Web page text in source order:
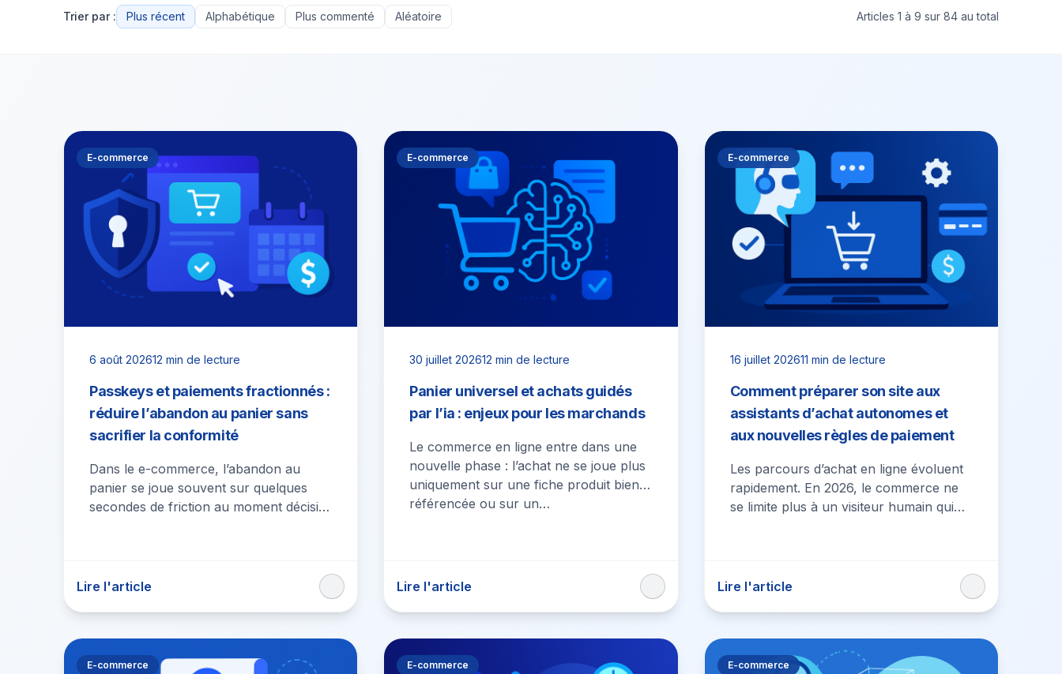
Trier par : Plus récent Alphabétique Plus commenté Aléatoire Articles 1 à 9 sur 84 au total
E-commerce
6 août 202612 min de lecture
Passkeys et paiements fractionnés :
réduire l’abandon au panier sans
sacrifier la conformité
Dans le e-commerce, l’abandon au
panier se joue souvent sur quelques
secondes de friction au moment décisif :
Lire l'article
E-commerce
30 juillet 202612 min de lecture
Panier universel et achats guidés
par l’ia : enjeux pour les marchands
Le commerce en ligne entre dans une
nouvelle phase : l’achat ne se joue plus
uniquement sur une fiche produit bien
référencée ou sur un…
Lire l'article
E-commerce
16 juillet 202611 min de lecture
Comment préparer son site aux
assistants d’achat autonomes et
aux nouvelles règles de paiement
Les parcours d’achat en ligne évoluent
rapidement. En 2026, le commerce ne
se limite plus à un visiteur humain qui
Lire l'article
E-commerce E-commerce E-commerce